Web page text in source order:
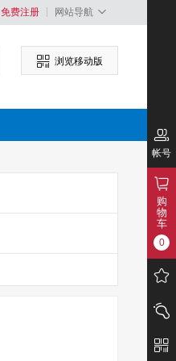
免费注册 网站导航
浏览移动版
帐号
购
物
车
0